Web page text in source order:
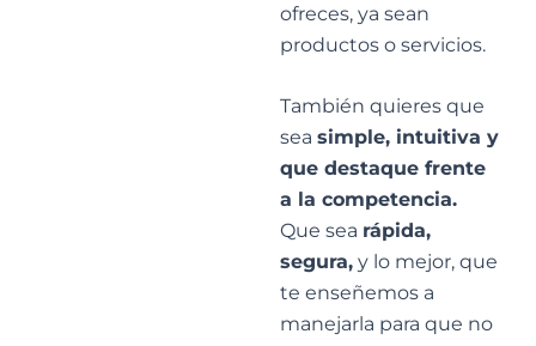
ofreces, ya sean
productos o servicios.
También quieres que
sea simple, intuitiva y
que destaque frente
a la competencia.
Que sea rápida,
segura, y lo mejor, que
te enseñemos a
manejarla para que no